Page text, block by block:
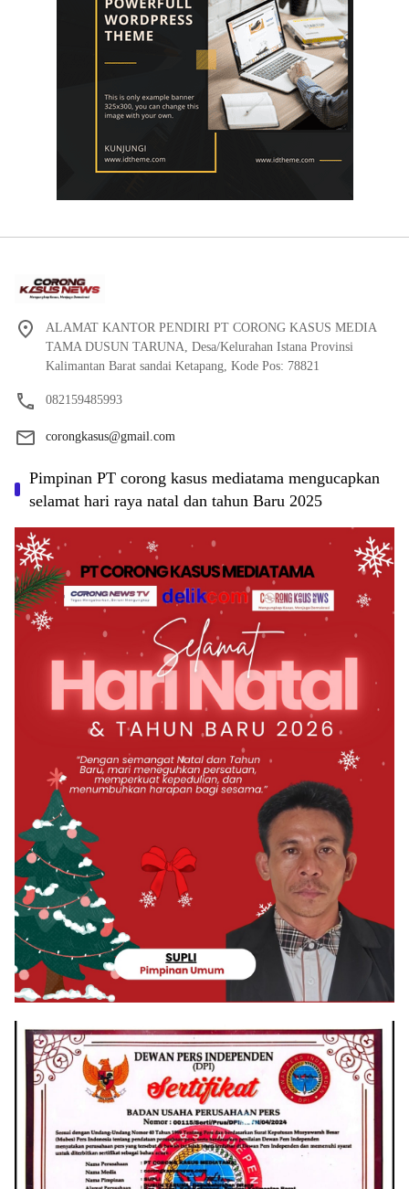
ALAMAT KANTOR PENDIRI PT CORONG KASUS MEDIA
TAMA DUSUN TARUNA, Desa/Kelurahan Istana Provinsi
Kalimantan Barat sandai Ketapang, Kode Pos: 78821
082159485993
corongkasus@gmail.com
Pimpinan PT corong kasus mediatama mengucapkan
selamat hari raya natal dan tahun Baru 2025